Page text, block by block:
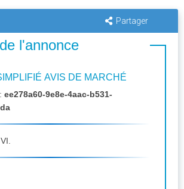
Partager
l'annonce
AVIS DE MARCHÉ
ee278a60-9e8e-4aac-b531-
I. II. III. IV. V. VI.